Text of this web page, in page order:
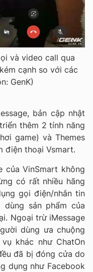
và video call qua
cạnh so với các
GenK)
bản cập nhật
thêm 2 tính năng
game) và Themes
điện thoại Vsmart.
của VinSmart không
có rất nhiều hãng
gọi điện/nhắn tin
sản phẩm của
Ngoại trừ iMessage
dùng ưa chuộng
khác như ChatOn
đã bị đóng cửa do
dụng như Facebook